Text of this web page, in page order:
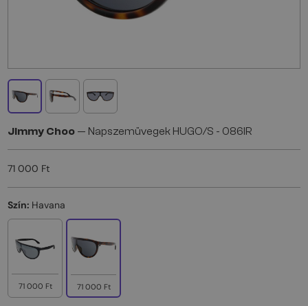
Jimmy Choo — Napszemüvegek HUGO/S - 086IR
71 000 Ft
Szín: Havana
71 000 Ft 71 000 Ft